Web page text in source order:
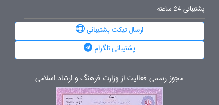
پشتیبانی 24 ساعته
ارسال تیکت پشتیبانی
پشتیبانی تلگرام
مجوز رسمی فعالیت از وزارت فرهنگ و ارشاد اسلامی